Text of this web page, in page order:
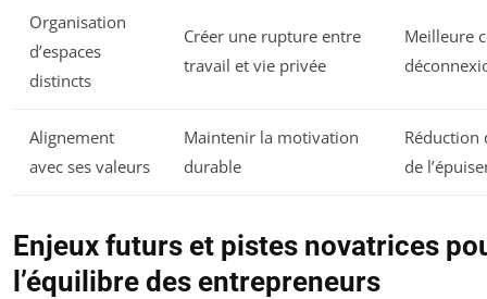
Organisation
d’espaces
distincts
Créer une rupture entre
travail et vie privée
Meilleure
Alignement
avec ses valeurs
Maintenir la motivation
durable
de
Enjeux futurs et pistes novatrices
l’équilibre des entrepreneurs